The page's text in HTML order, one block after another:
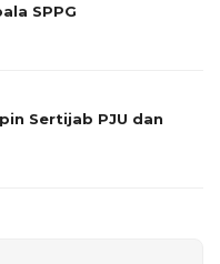
SPPG
Sertijab PJU dan